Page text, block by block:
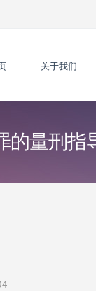
关于我们
量刑指